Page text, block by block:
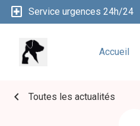
local_hospital Service urgences 24h/24
Accueil
chevron_left Toutes les actualités